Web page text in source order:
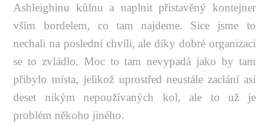
Ashleighinu kůlnu a naplnit přistavěný kontejner
vším bordelem, co tam najdeme. Sice jsme to
nechali na poslední chvíli, ale díky dobré organizaci
se to zvládlo. Moc to tam nevypadá jako by tam
přibylo místa, jelikož uprostřed neustále zaclání asi
deset nikým nepoužívaných kol, ale to už je
problém někoho jiného.